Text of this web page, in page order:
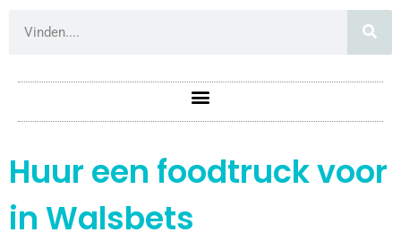
Huur een foodtruck voor
in Walsbets